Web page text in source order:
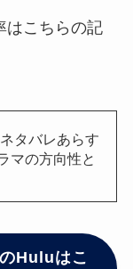
はこちらの記
タバレあらす
マの方向性と
Huluはこ